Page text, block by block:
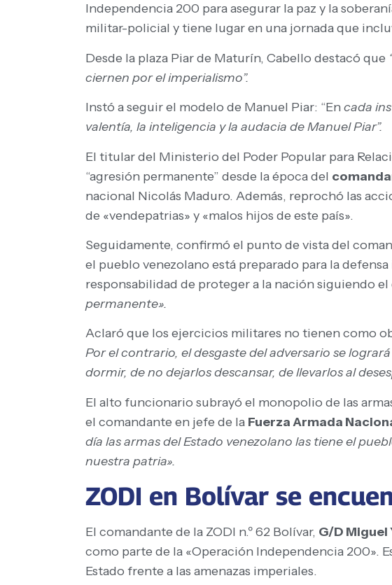
Independencia 200 para asegurar la paz y la
militar-policial y tiene lugar en una jornada que
Desde la plaza Piar de Maturín, Cabello destacó que
ciernen por el imperialismo”.
Instó a seguir el modelo de Manuel Piar: “Encada
valentía, la inteligencia y la audacia de Manuel Piar”.
El titular del Ministerio del Poder Popular para
“agresión permanente” desde la época del
nacional Nicolás Maduro. Además, reprochó las
de «vendepatrias» y «malos hijos de este país».
Seguidamente, confirmó el punto de vista del
el pueblo venezolano está preparado para la
responsabilidad de proteger a la nación siguiendo el
permanente».
Aclaró que los ejercicios militares no tienen como
Por el contrario, el desgaste del adversario se
dormir, de no dejarlos descansar, de llevarlos al
El alto funcionario subrayó el monopolio de las
el comandante en jefe de la Fuerza Armada
día las armas del Estado venezolano las tiene el
nuestra patria».
ZODI en Bolívar se
El comandante de la ZODI n.º 62 Bolívar, G/D
como parte de la «Operación Independencia 200».
Estado frente a las amenazas imperiales.